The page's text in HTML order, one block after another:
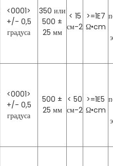
<0001>
+/- 0,5
градуса
350 или
500 ±
25 мм
< 15
см-2
>=1E7
Ω•cm
<0001>
+/- 0,5
градуса
500 ±
25 мм
< 50
см-2
>=1E5
Ω•cm